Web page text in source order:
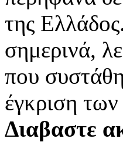
της
σημερινά,
που
έγκριση
Διαβαστε